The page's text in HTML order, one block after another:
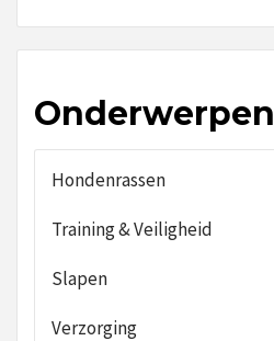
Onderwerpen
Hondenrassen
Training & Veiligheid
Slapen
Verzorging